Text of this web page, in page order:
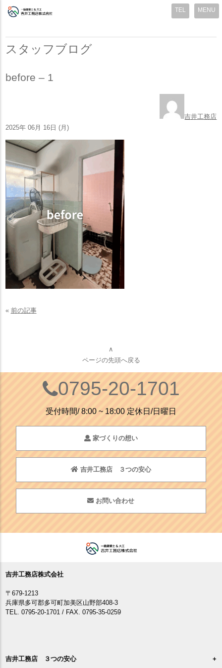
MENU
スタッフブログ
before – 1
吉井工務店
2025年 06月 16日 (月)
« 前の記事
∧
ページの先頭へ戻る
0795-20-1701
受付時間/ 8:00 ~ 18:00 定休日/日曜日
家づくりの想い
吉井工務店 ３つの安心
お問い合わせ
吉井工務店株式会社
〒679-1213
兵庫県多可郡多可町加美区山野部408-3
TEL. 0795-20-1701 / FAX. 0795-35-0259
吉井工務店 ３つの安心